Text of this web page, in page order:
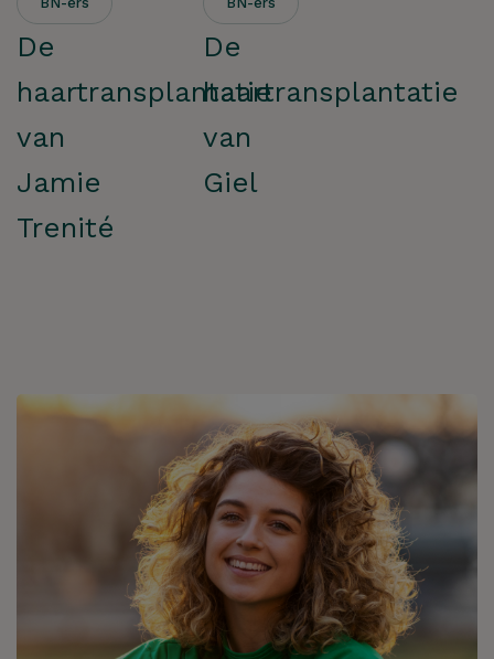
De
haartransplantatie
van
Jamie
Trenité
De
haartransplantatie
van
Giel